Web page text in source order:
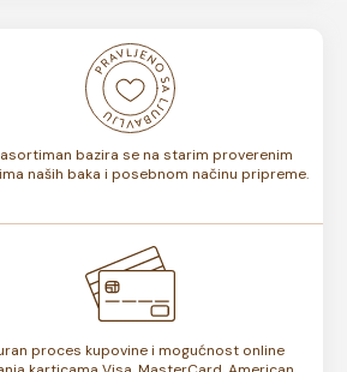
bazira se na starim proverenim
naših baka i posebnom načinu pripreme.
proces kupovine i mogućnost online